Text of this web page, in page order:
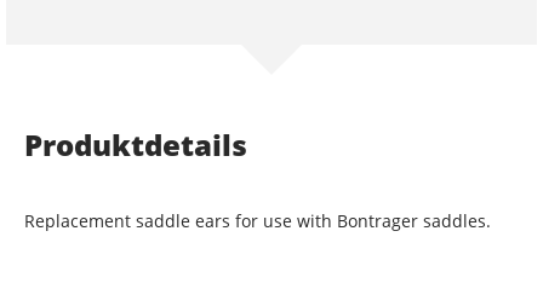
Produktdetails
Replacement saddle ears for use with Bontrager saddles.